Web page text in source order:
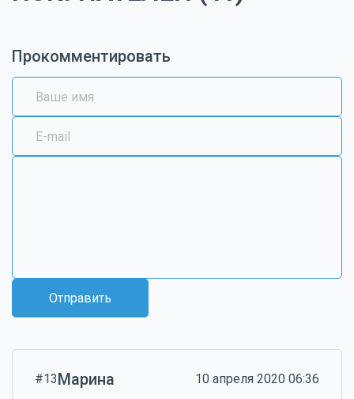
Прокомментировать
Отправить
#13Марина 10 апреля 2020 06:36